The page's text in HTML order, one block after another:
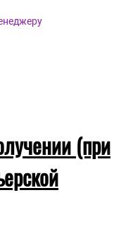
(при